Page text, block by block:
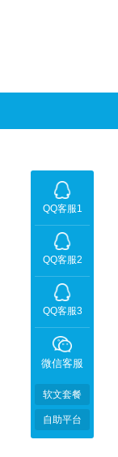
QQ客服1
QQ客服2
QQ客服3
微信客服
软文套餐
自助平台